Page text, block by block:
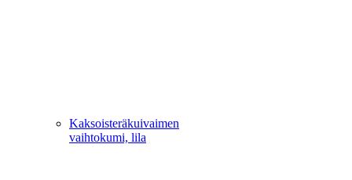
Kaksoisteräkuivaimen
vaihtokumi, lila